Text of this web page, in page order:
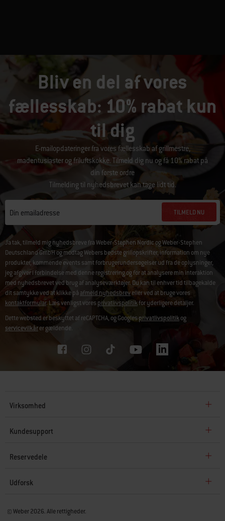
Bliv en del af vores
fællesskab: 10% rabat kun
til dig
E-mailopdateringer fra vores fællesskab af grillmestre,
madentusiaster og friluftskokke. Tilmeld dig nu og få 10% rabat på
din første ordre
Tilmelding til nyhedsbrevet kan tage lidt tid.
Din emailadresse TILMELD NU
Ja tak, tilmeld mig nyhedsbreve fra Weber-Stephen Nordic og Weber-Stephen
Deutschland GmbH og modtag Webers bedste grillopskrifter, information om nye
produkter, kommende events samt forbrugerundersøgelser ud fra de oplysninger,
jeg afgiver i forbindelse med denne registrering og for at analysere min interaktion
med nyhedsbrevet ved brug af analyseværktøjer. Du kan til enhver tid tilbagekalde
dit samtykke ved at klikke på afmeld nyhedsbreveller ved at bruge vores
kontaktformular. Læs venligst voresprivatlivspolitikfor yderligere detaljer.
Dette websted er beskyttet af reCAPTCHA, og Googlesprivatlivspolitikog
servicevilkårer gældende.
Virksomhed
Kundesupport
Reservedele
Udforsk
© Weber 2026. Alle rettigheder.